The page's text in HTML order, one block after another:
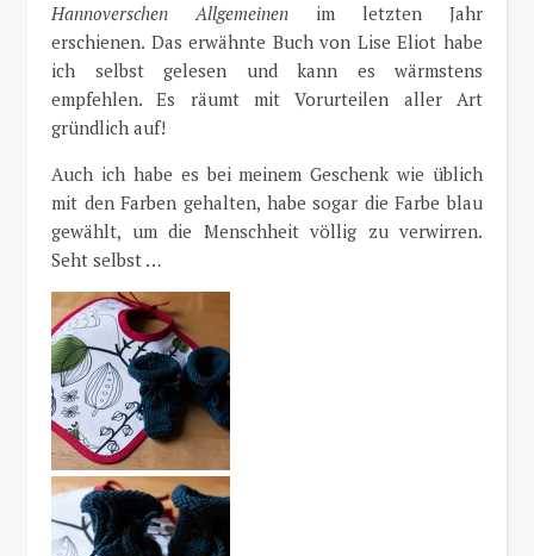
Hannoverschen Allgemeinen im letzten Jahr
erschienen. Das erwähnte Buch von Lise Eliot habe
ich selbst gelesen und kann es wärmstens
empfehlen. Es räumt mit Vorurteilen aller Art
gründlich auf!
Auch ich habe es bei meinem Geschenk wie üblich
mit den Farben gehalten, habe sogar die Farbe blau
gewählt, um die Menschheit völlig zu verwirren.
Seht selbst …